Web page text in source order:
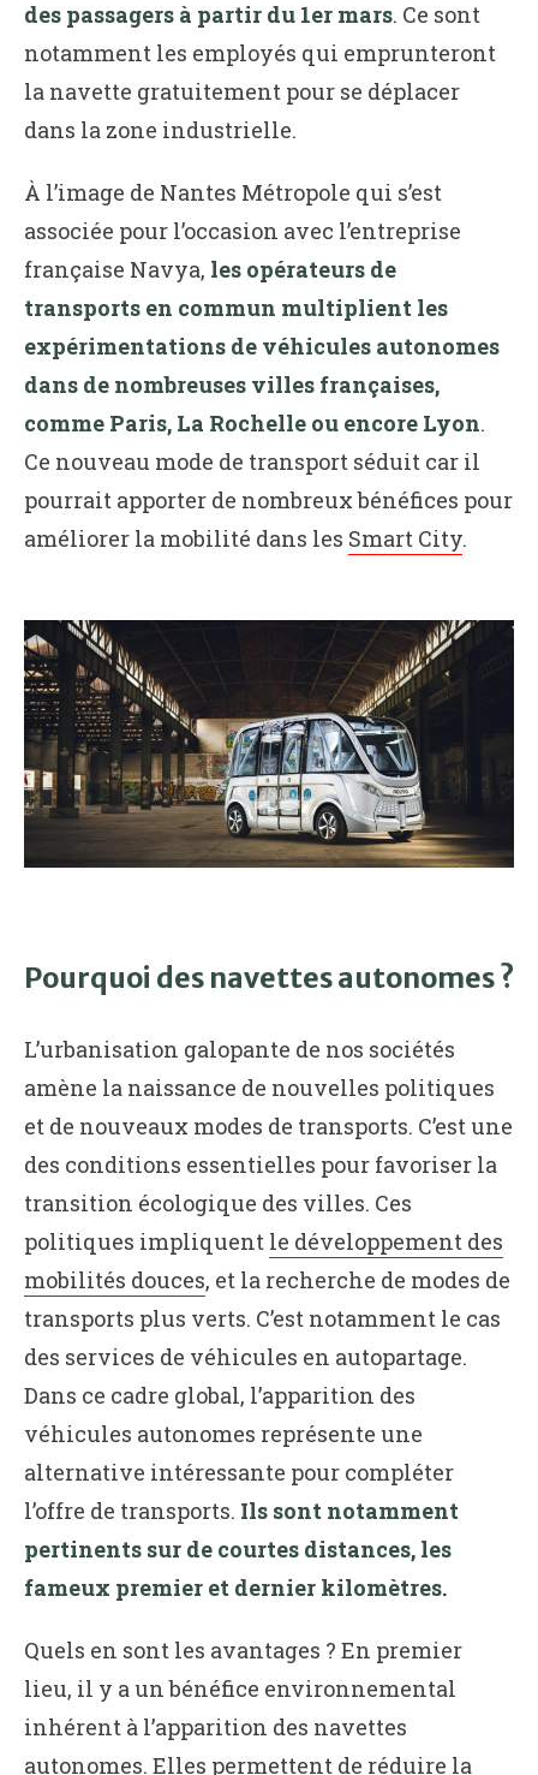
des passagers à partir du 1er mars. Ce sont
notamment les employés qui emprunteront
la navette gratuitement pour se déplacer
dans la zone industrielle.
À l’image de Nantes Métropole qui s’est
associée pour l’occasion avec l’entreprise
française Navya, les opérateurs de
transports en commun multiplient les
expérimentations de véhicules autonomes
dans de nombreuses villes françaises,
comme Paris, La Rochelle ou encore Lyon.
Ce nouveau mode de transport séduit car il
pourrait apporter de nombreux bénéfices pour
améliorer la mobilité dans les Smart City.
Pourquoi des navettes autonomes ?
L’urbanisation galopante de nos sociétés
amène la naissance de nouvelles politiques
et de nouveaux modes de transports. C’est une
des conditions essentielles pour favoriser la
transition écologique des villes. Ces
politiques impliquent le développement des
mobilités douces, et la recherche de modes de
transports plus verts. C’est notamment le cas
des services de véhicules en autopartage.
Dans ce cadre global, l’apparition des
véhicules autonomes représente une
alternative intéressante pour compléter
l’offre de transports. Ils sont notamment
pertinents sur de courtes distances, les
fameux premier et dernier kilomètres.
Quels en sont les avantages ? En premier
lieu, il y a un bénéfice environnemental
inhérent à l’apparition des navettes
autonomes. Elles permettent de réduire la